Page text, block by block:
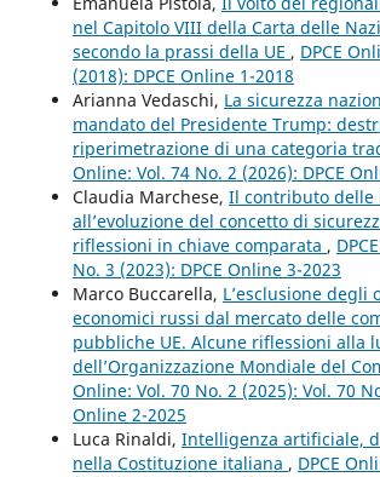
nel Capitolo VIII della Carta delle
secondo la prassi della UE , DPCE
(2018): DPCE Online 1-2018
Arianna Vedaschi, La sicurezza
mandato del Presidente Trump:
riperimetrazione di una categoria
Online: Vol. 74 No. 2 (2026): DPCE
Claudia Marchese, Il contributo delle
all’evoluzione del concetto di
riflessioni in chiave comparata ,
No. 3 (2023): DPCE Online 3-2023
Marco Buccarella, L’esclusione degli
economici russi dal mercato delle
pubbliche UE. Alcune riflessioni alla
dell’Organizzazione Mondiale del
Online: Vol. 70 No. 2 (2025): Vol. 70
Online 2-2025
Luca Rinaldi, Intelligenza artificiale,
nella Costituzione italiana , DPCE